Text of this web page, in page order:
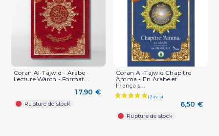
Coran Al-Tajwid - Arabe -
Lecture Warch - Format...
17,90 €
Rupture de stock
Coran Al-Tajwid Chapitre
Amma - En Arabe et
Français...
6,50 €
Rupture de stock